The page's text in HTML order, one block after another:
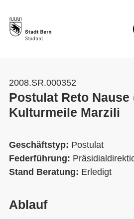
2008.SR.000352
Postulat Reto Nause
Kulturmeile Marzili
Geschäftstyp: Postulat
Federführung:
Stand Beratung: Erledigt
Ablauf